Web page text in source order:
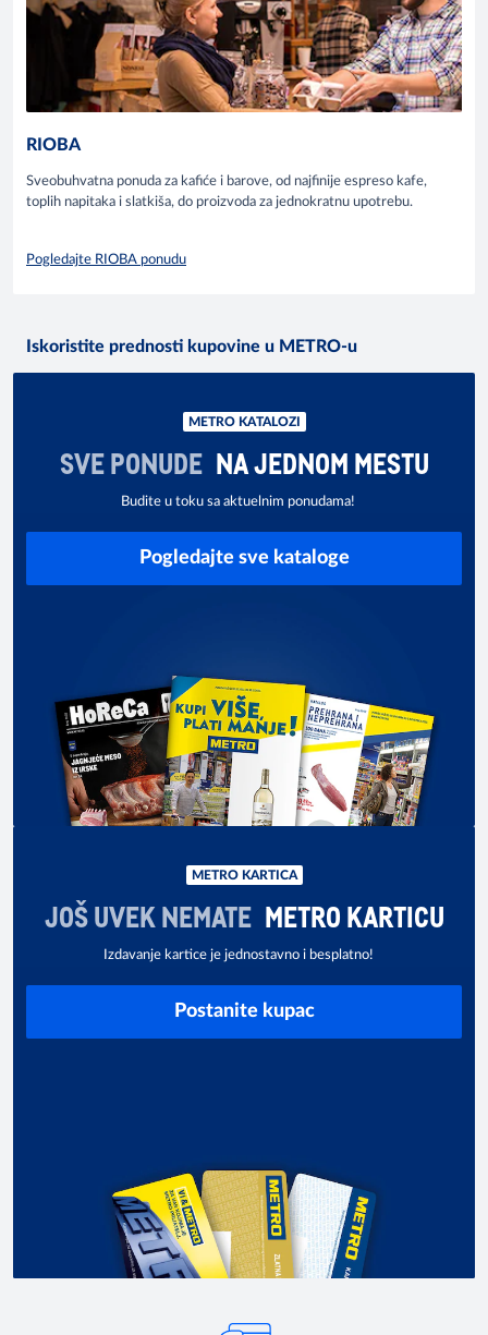
RIOBA
Sveobuhvatna ponuda za kafiće i barove, od najfinije espreso kafe,
toplih napitaka i slatkiša, do proizvoda za jednokratnu upotrebu.
Pogledajte RIOBA ponudu
Iskoristite prednosti kupovine u METRO-u
METRO KATALOZI
SVE PONUDE NA JEDNOM MESTU
Budite u toku sa aktuelnim ponudama!
Pogledajte sve kataloge
METRO KARTICA
JOŠ UVEK NEMATE METRO KARTICU
Izdavanje kartice je jednostavno i besplatno!
Postanite kupac